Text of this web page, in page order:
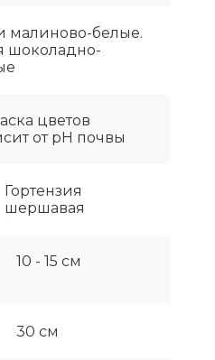
малиново-белые.
шоколадно-
цветов
от рН почвы
Гортензия
шершавая
10 - 15 см
30 см